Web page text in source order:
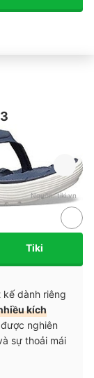
Nguồn:tiki.vn
Tiki
kế dành riêng
kích
nghiên
sự thoải mái